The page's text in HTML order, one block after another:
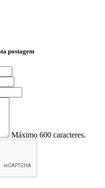
postagem
Máximo 600 caracteres.